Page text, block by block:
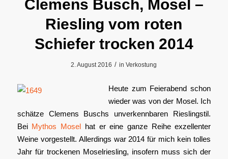
Clemens Busch, Mosel –
Riesling vom roten
Schiefer trocken 2014
2. August 2016 / inVerkostung
Heute zum Feierabend schon
wieder was von der Mosel. Ich
schätze Clemens Buschs unverkennbaren Rieslingstil.
Bei Mythos Mosel hat er eine ganze Reihe exzellenter
Weine vorgestellt. Allerdings war 2014 für mich kein tolles
Jahr für trockenen Moselriesling, insofern muss sich der